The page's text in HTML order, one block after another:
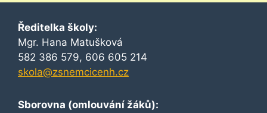
Ředitelka školy:
Mgr. Hana Matušková
582 386 579, 606 605 214
skola@zsnemcicenh.cz
Sborovna (omlouvání žáků):